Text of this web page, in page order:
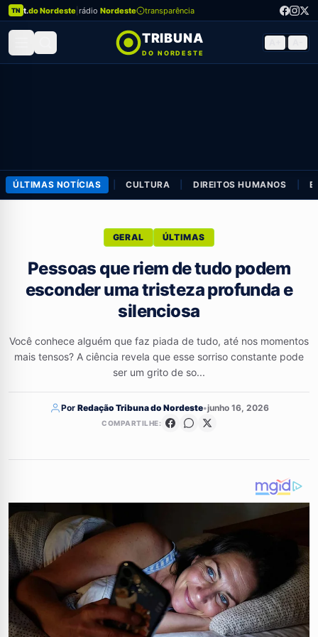
TN t.do Nordeste rádio Nordeste transparência
TRIBUNA
DO NORDESTE
ÚLTIMAS NOTÍCIAS CULTURA DIREITOS HUMANOS
GERAL ÚLTIMAS
Pessoas que riem de tudo podem
esconder uma tristeza profunda e
silenciosa
Você conhece alguém que faz piada de tudo, até nos momentos
mais tensos? A ciência revela que esse sorriso constante pode
ser um grito de so...
Por Redação Tribuna do Nordeste•junho 16, 2026
COMPARTILHE: